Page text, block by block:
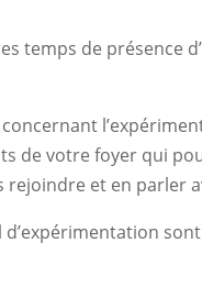
temps de présence
de votre foyer qui
rejoindre et en parler